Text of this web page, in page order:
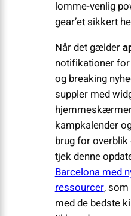
lomme-venlig
gear’et sikkert
Når det gælder
notifikationer
og breaking
suppler med
kampkalender
brug for
tjek denne
Barcelona med
ressourcer,
med de bedste